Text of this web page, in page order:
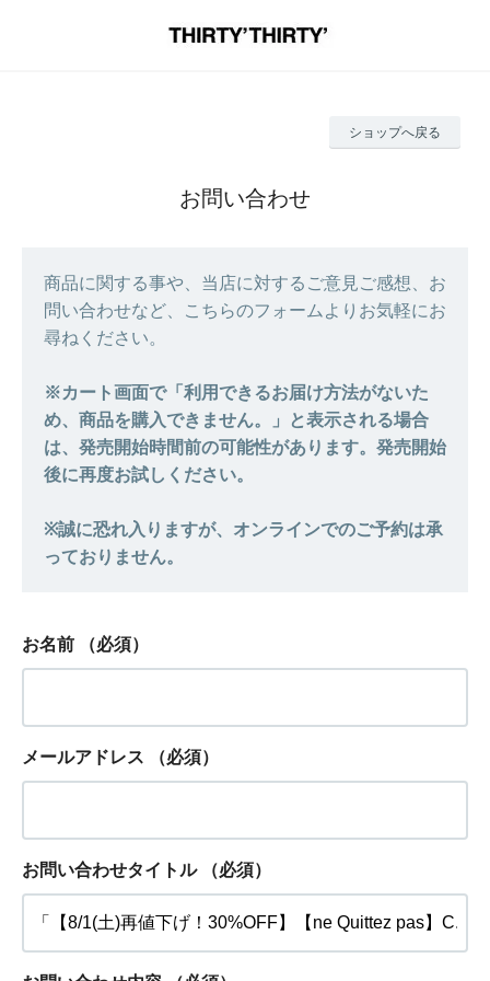
ショップへ戻る
お問い合わせ
商品に関する事や、当店に対するご意見ご感想、お
問い合わせなど、こちらのフォームよりお気軽にお
尋ねください。
お名前 （必須）
メールアドレス （必須）
お問い合わせタイトル （必須）